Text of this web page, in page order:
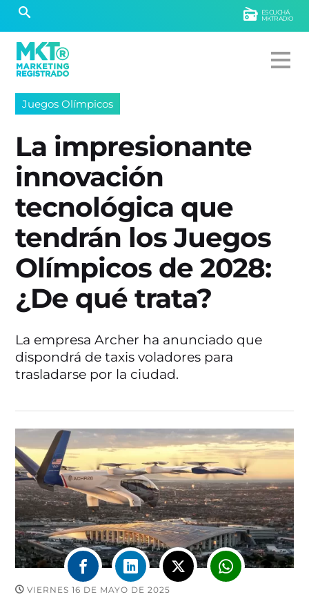
ESCUCHÁ
MKTRADIO
Juegos Olímpicos
La impresionante
innovación
tecnológica que
tendrán los Juegos
Olímpicos de 2028:
¿De qué trata?
La empresa Archer ha anunciado que
dispondrá de taxis voladores para
trasladarse por la ciudad.
VIERNES 16 DE MAYO DE 2025